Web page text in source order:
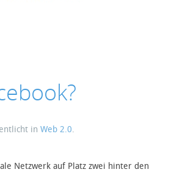
in Web 2.0.
Netzwerk auf Platz zwei hinter den